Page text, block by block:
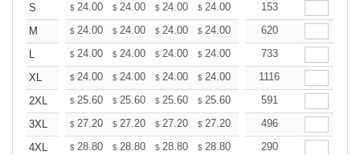
S
$ 24.00 $ 24.00 $ 24.00 $ 24.00 24.00
153
M
$ 24.00 $ 24.00 $ 24.00 $ 24.00 24.00
620
L
$ 24.00 $ 24.00 $ 24.00 $ 24.00 24.00
733
XL
$ 24.00 $ 24.00 $ 24.00 $ 24.00 24.00
1116
2XL
$ 25.60 $ 25.60 $ 25.60 $ 25.60 25.60
591
3XL
$ 27.20 $ 27.20 $ 27.20 $ 27.20 27.20
496
4XL
$ 28.80 $ 28.80 $ 28.80 $ 28.80 28.80
290